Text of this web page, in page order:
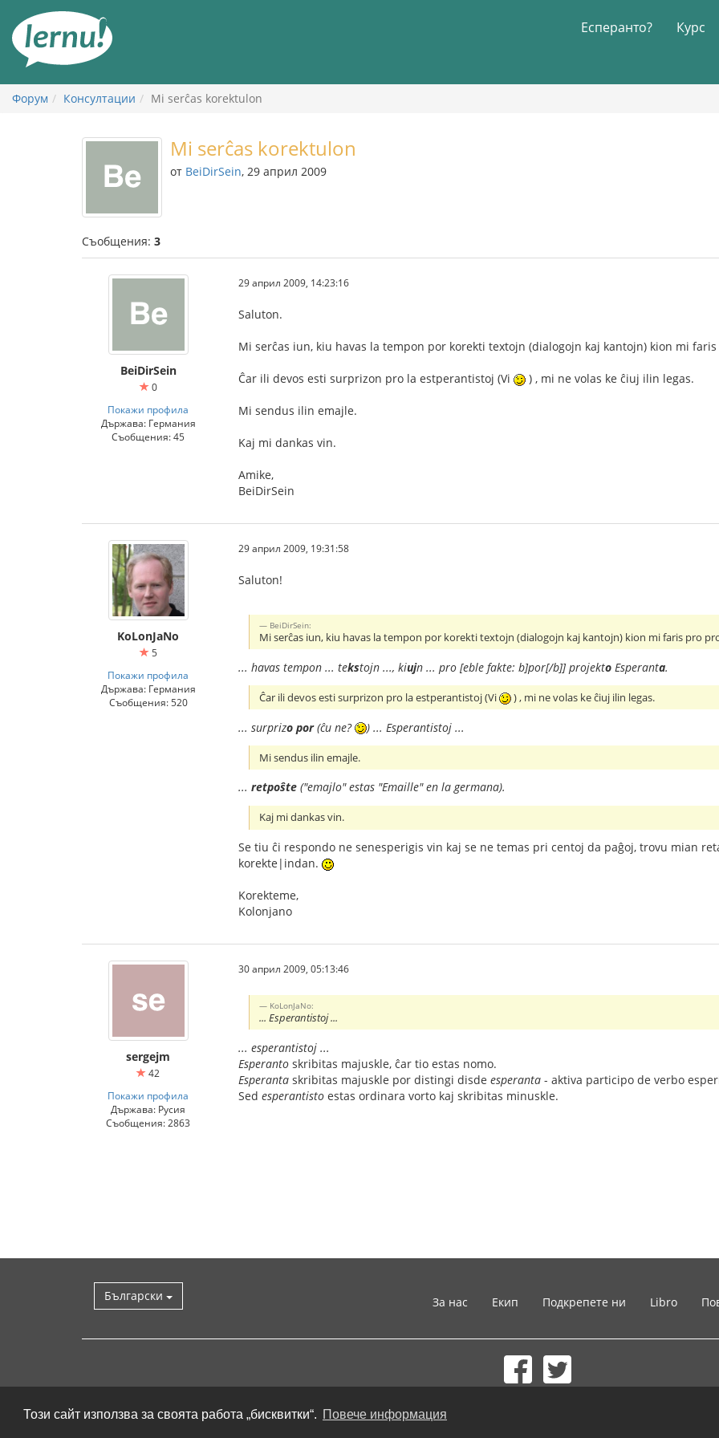
Този сайт използва за своята работа „бисквитки“. Повече информация
съдържанието
Есперанто? Курс
Форум Консултации Mi serĉas korektulon
Mi serĉas korektulon
от BeiDirSein, 29 април 2009
Съобщения: 3
BeiDirSein
0
Покажи профила
Държава: Германия
Съобщения: 45
29 април 2009, 14:23:16
Saluton.
Mi serĉas iun, kiu havas la tempon por korekti textojn (dialogojn kaj kantojn) kion mi
Ĉar ili devos esti surprizon pro la estperantistoj (Vi ) , mi ne volas ke ĉiuj ilin legas.
Mi sendus ilin emajle.
Kaj mi dankas vin.
Amike,
BeiDirSein
KoLonJaNo
5
Покажи профила
Държава: Германия
Съобщения: 520
29 април 2009, 19:31:58
Saluton!
BeiDirSein:
Mi serĉas iun, kiu havas la tempon por korekti textojn (dialogojn kaj kantojn) kion mi faris pro
... havas tempon ... tekstojn ..., kiujn ... pro [eble fakte: b]por[/b]] projekto Esperanta.
Ĉar ili devos esti surprizon pro la estperantistoj (Vi ) , mi ne volas ke ĉiuj ilin legas.
... surprizo por(ĉu ne? ) ... Esperantistoj ...
Mi sendus ilin emajle.
... retpoŝte ("emajlo" estas "Emaille" en la germana).
Kaj mi dankas vin.
Se tiu ĉi respondo ne senesperigis vin kaj se ne temas pri centoj da paĝoj, trovu mian
korekte|indan.
Korekteme,
Kolonjano
sergejm
42
Покажи профила
Държава: Русия
Съобщения: 2863
30 април 2009, 05:13:46
KoLonJaNo:
... Esperantistoj ...
... esperantistoj ...
Esperanto skribitas majuskle, ĉar tio estas nomo.
Esperanta skribitas majuskle por distingi disde esperanta - aktiva participo de verbo
Sed esperantisto estas ordinara vorto kaj skribitas minuskle.
Български За нас Екип Подкрепете ни Libro